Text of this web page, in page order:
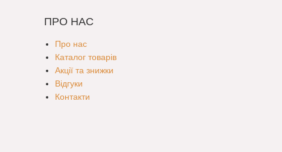
ПРО НАС
Про нас
Каталог товарів
Акції та знижки
Відгуки
Контакти